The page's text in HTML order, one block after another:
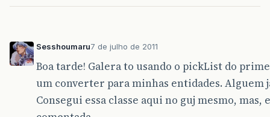
Sesshoumaru7 de julho de 2011
Boa tarde! Galera to usando o pickList do
um converter para minhas entidades. Alguem
Consegui essa classe aqui no guj mesmo,